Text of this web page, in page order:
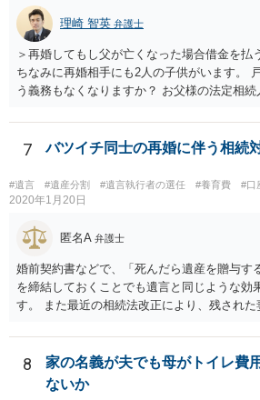
理崎 智英 弁護士
＞再婚してもし父が亡くなった場合借金を払
ちなみに再婚相手にも2人の子供がいます。
う義務もなくなりますか？ お父様の法定相
戸籍がどこにあるのかは関係ありません。
たことを知ってから３か月以内に家庭裁判
7 バツイチ同士の再婚に伴う相続
#遺言 #遺産分割 #遺言執行者の選任 #養育費 #口
2020年1月20日
匿名A 弁護士
婚前契約書などで、「死んだら遺産を贈与す
を締結しておくことでも遺言と同じような効
す。 また最近の相続法改正により、残され
で、その制度を活用する方法も考えられます
視野に入れておられる場合は、お近くの弁
弁護士にご相談なさるとよいでしょう。
8
家の名義が夫でも母がトイレ費
ないか